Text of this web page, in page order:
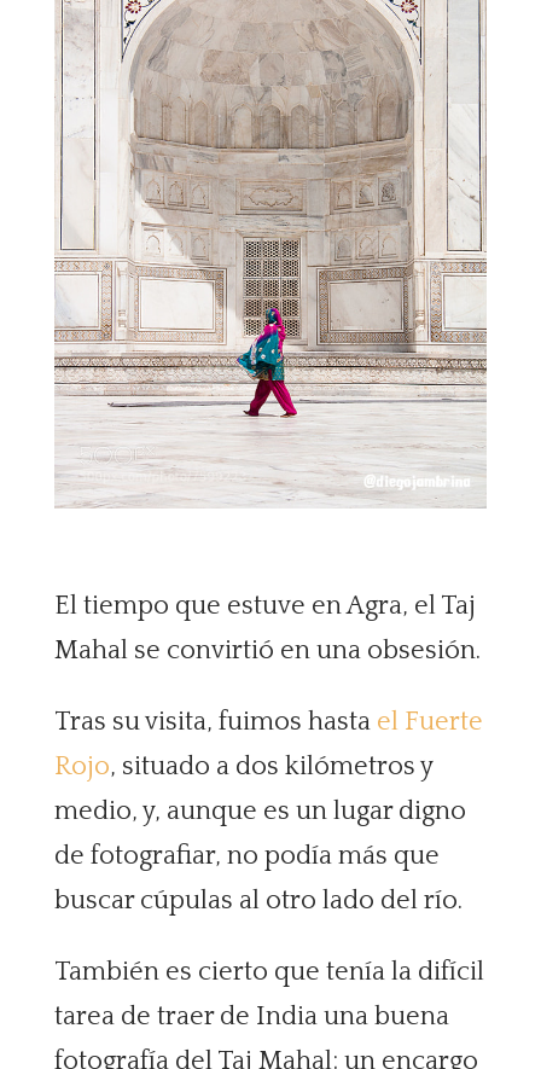
El tiempo que estuve en Agra, el Taj
Mahal se convirtió en una obsesión.
Tras su visita, fuimos hasta el Fuerte
Rojo, situado a dos kilómetros y
medio, y, aunque es un lugar digno
de fotografiar, no podía más que
buscar cúpulas al otro lado del río.
También es cierto que tenía la difícil
tarea de traer de India una buena
fotografía del Taj Mahal; un encargo